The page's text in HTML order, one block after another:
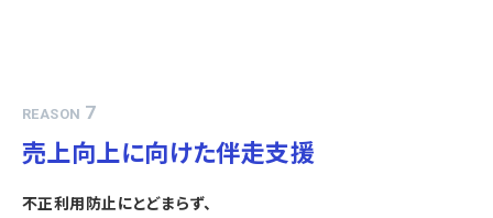
REASON 7
売上向上に向けた伴走支援
不正利用防止にとどまらず、